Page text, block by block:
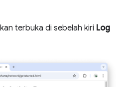
terbuka di sebelah kiri Log